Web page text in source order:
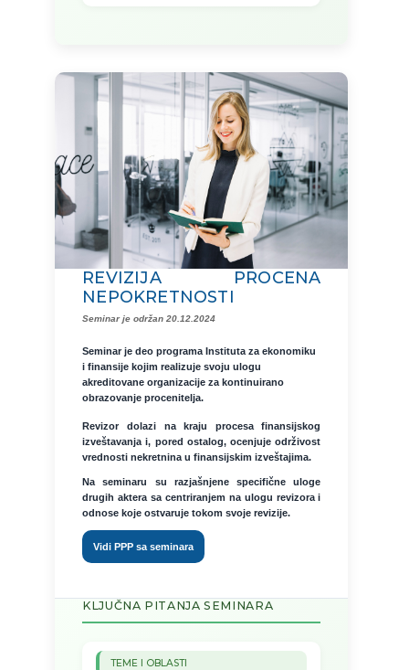
REVIZIJA PROCENA
NEPOKRETNOSTI
Seminar je održan 20.12.2024
Seminar je deo programa Instituta za ekonomiku
i finansije kojim realizuje svoju ulogu
akreditovane organizacije za kontinuirano
obrazovanje procenitelja.
Revizor dolazi na kraju procesa finansijskog
izveštavanja i, pored ostalog, ocenjuje održivost
vrednosti nekretnina u finansijskim izveštajima.
Na seminaru su razjašnjene specifične uloge
drugih aktera sa centriranjem na ulogu revizora i
odnose koje ostvaruje tokom svoje revizije.
Vidi PPP sa seminara
KLJUČNA PITANJA SEMINARA
TEME I OBLASTI